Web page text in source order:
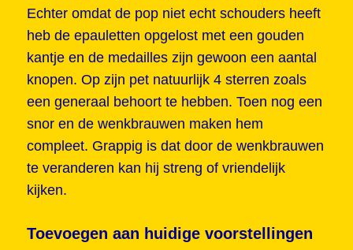
Echter omdat de pop niet echt schouders heeft
heb de epauletten opgelost met een gouden
kantje en de medailles zijn gewoon een aantal
knopen. Op zijn pet natuurlijk 4 sterren zoals
een generaal behoort te hebben. Toen nog een
snor en de wenkbrauwen maken hem
compleet. Grappig is dat door de wenkbrauwen
te veranderen kan hij streng of vriendelijk
kijken.
Toevoegen aan huidige voorstellingen